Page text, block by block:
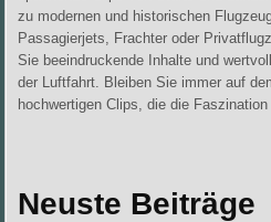
zu modernen und historischen
Passagierjets, Frachter oder
Sie beeindruckende Inhalte und
der Luftfahrt. Bleiben Sie immer auf
hochwertigen Clips, die die
Neuste Beiträge